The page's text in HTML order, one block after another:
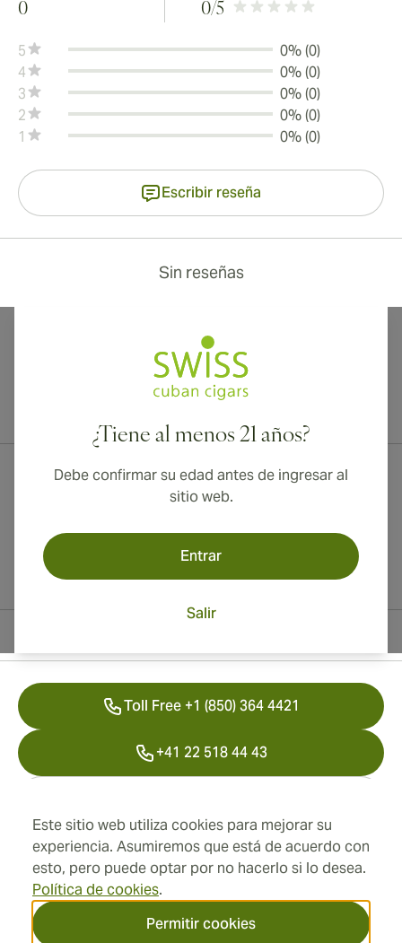
Este sitio web utiliza cookies para mejorar su
experiencia. Asumiremos que está de acuerdo con
esto, pero puede optar por no hacerlo si lo desea.
Política de cookies.
Permitir cookies
0 0/5
5
0% (0)
4
0% (0)
3
0% (0)
2
0% (0)
1
0% (0)
Escribir reseña
Sin reseñas
¿Tiene al menos 21 años?
Debe confirmar su edad antes de ingresar al
sitio web.
Entrar
Salir
Dirección
Información
Toll Free +1 (850) 364 4421
+41 22 518 44 43